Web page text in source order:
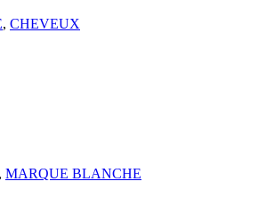
, CHEVEUX
, MARQUE BLANCHE